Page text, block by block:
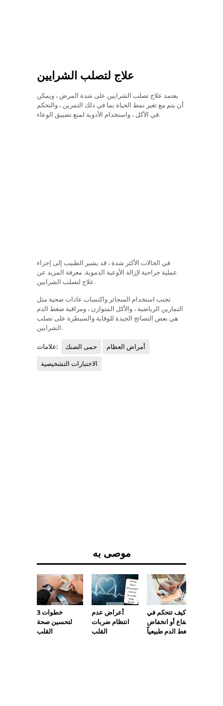
علاج لتصلب الشرايين
يعتمد علاج تصلب الشرايين على شدة المرض ، ويمكن
أن يتم مع تغير نمط الحياة بما في ذلك التمرين ، والتحكم
في الأكل ، واستخدام الأدوية لمنع تضييق الوعاء.
في الحالات الأكثر شدة ، قد يشير الطبيب إلى إجراء
عملية جراحية لإزالة الأوعية الدموية. معرفة المزيد عن
علاج لتصلب الشرايين.
تجنب استخدام السجائر واكتساب عادات صحية مثل
التمارين الرياضية ، والأكل المتوازن ، ومراقبة ضغط الدم
هي بعض النصائح الجيدة للوقاية والسيطرة على تصلب
الشرايين.
علامات: حمى الضنك
أمراض العظام
الاختبارات التشخيصية
موصى به
3 خطوات
لتحسين صحة
القلب
أعراض عدم
انتظام ضربات
القلب
كيف تتحكم في
ارتفاع أو انخفاض
ضغط الدم طبيعياً